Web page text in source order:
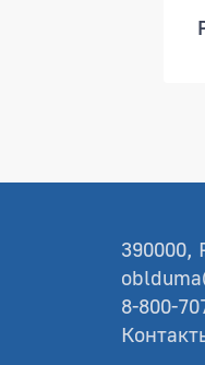
390000,
8-800-